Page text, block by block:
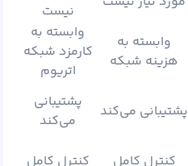
نیست
وابسته به
هزینه شبکه
وابسته به
کارمزد شبکه
اتریوم
پشتیبانی می‌کند
پشتیبانی
می‌کند
کنترل کامل
کنترل کامل